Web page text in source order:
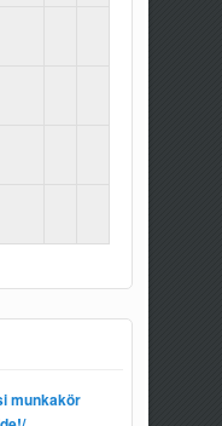
munkakör